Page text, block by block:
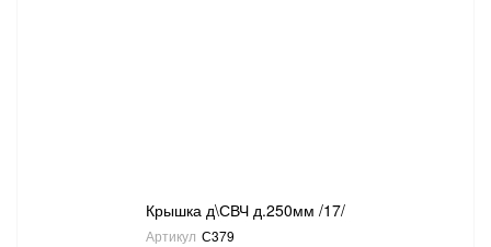
Крышка д\СВЧ д.250мм /17/
Артикул С379